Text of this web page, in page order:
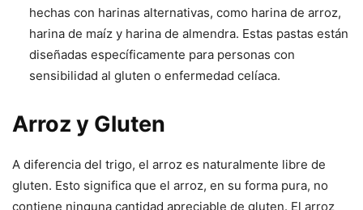
hechas con harinas alternativas, como harina de arroz,
harina de maíz y harina de almendra. Estas pastas están
diseñadas específicamente para personas con
sensibilidad al gluten o enfermedad celíaca.
Arroz y Gluten
A diferencia del trigo, el arroz es naturalmente libre de
gluten. Esto significa que el arroz, en su forma pura, no
contiene ninguna cantidad apreciable de gluten. El arroz